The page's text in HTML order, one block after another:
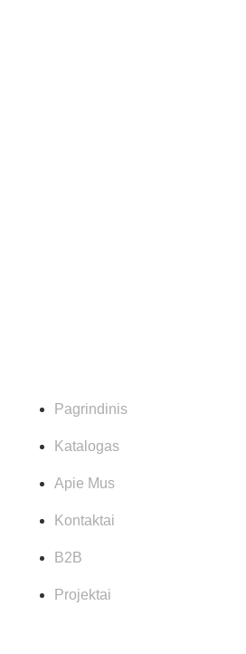
Pagrindinis
Katalogas
Apie Mus
Kontaktai
B2B
Projektai